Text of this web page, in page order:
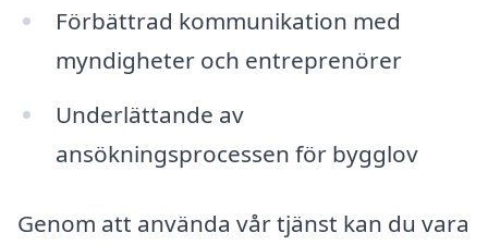
Förbättrad kommunikation med
myndigheter och entreprenörer
Underlättande av
ansökningsprocessen för bygglov
Genom att använda vår tjänst kan du vara